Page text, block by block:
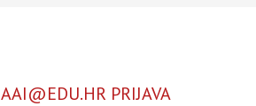
AAI@EDU.HR PRIJAVA